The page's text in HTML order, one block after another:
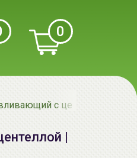
0
с центеллой |
|